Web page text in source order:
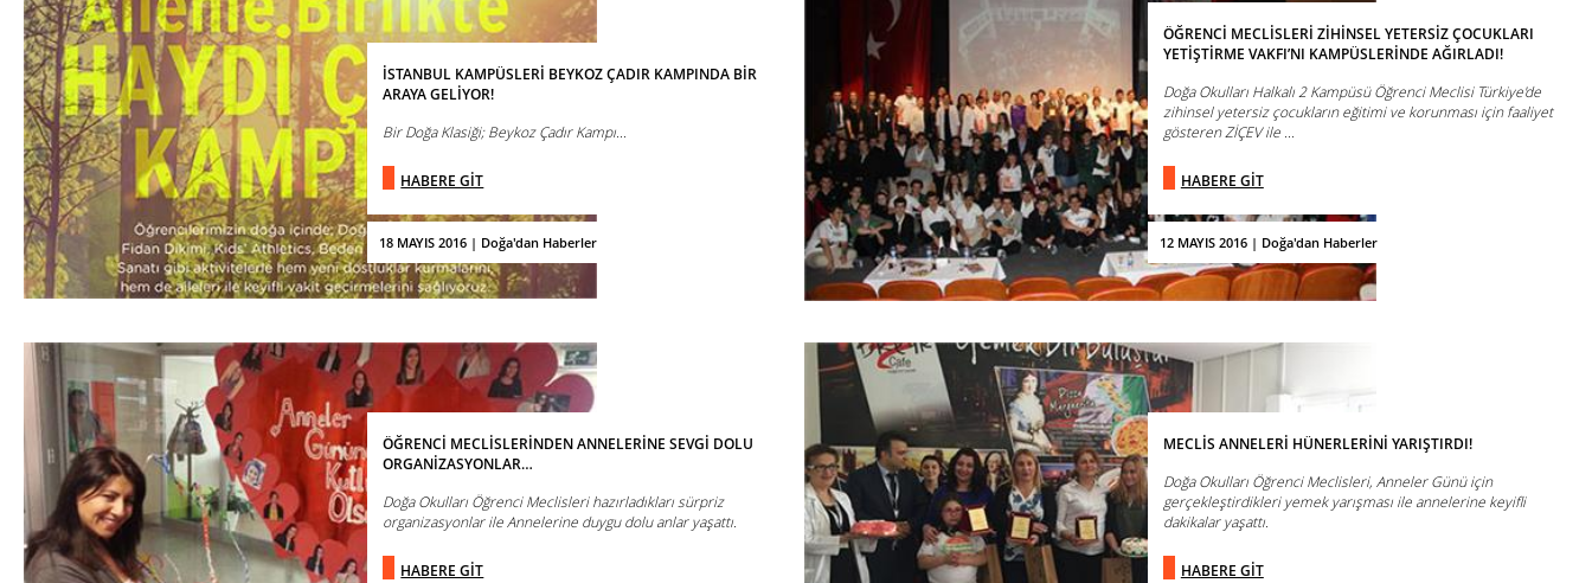
18 MAYIS 2016 | Doğa'dan Haberler
İSTANBUL KAMPÜSLERİ BEYKOZ ÇADIR KAMPINDA BİR
ARAYA GELİYOR!
Bir Doğa Klasiği; Beykoz Çadır Kampı...
HABERE GİT
12 MAYIS 2016 | Doğa'dan Haberler
ÖĞRENCİ MECLİSLERİ ZİHİNSEL YETERSİZ ÇOCUKLARI
YETİŞTİRME VAKFI’NI KAMPÜSLERİNDE AĞIRLADI!
Doğa Okulları Halkalı 2 Kampüsü Öğrenci Meclisi Türkiye'de
zihinsel yetersiz çocukların eğitimi ve korunması için faaliyet
gösteren ZİÇEV ile ...
HABERE GİT
ÖĞRENCİ MECLİSLERİNDEN ANNELERİNE SEVGİ DOLU
ORGANİZASYONLAR…
Doğa Okulları Öğrenci Meclisleri hazırladıkları sürpriz
organizasyonlar ile Annelerine duygu dolu anlar yaşattı.
HABERE GİT
MECLİS ANNELERİ HÜNERLERİNİ YARIŞTIRDI!
Doğa Okulları Öğrenci Meclisleri, Anneler Günü için
gerçekleştirdikleri yemek yarışması ile annelerine keyifli
dakikalar yaşattı.
HABERE GİT